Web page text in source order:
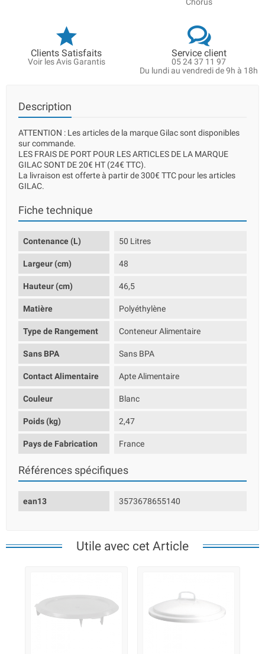
Clients Satisfaits
Voir les Avis Garantis
Service client
05 24 37 11 97
Du lundi au vendredi de 9h à 18h
Description
ATTENTION : Les articles de la marque Gilac sont disponibles
sur commande.
LES FRAIS DE PORT POUR LES ARTICLES DE LA MARQUE
GILAC SONT DE 20€ HT (24€ TTC).
La livraison est offerte à partir de 300€ TTC pour les articles
GILAC.
Fiche technique
Contenance (L) 50 Litres
Largeur (cm) 48
Hauteur (cm) 46,5
Matière Polyéthylène
Type de Rangement Conteneur Alimentaire
Sans BPA Sans BPA
Contact Alimentaire Apte Alimentaire
Couleur Blanc
Poids (kg) 2,47
Pays de Fabrication France
Références spécifiques
ean13 3573678655140
Utile avec cet Article